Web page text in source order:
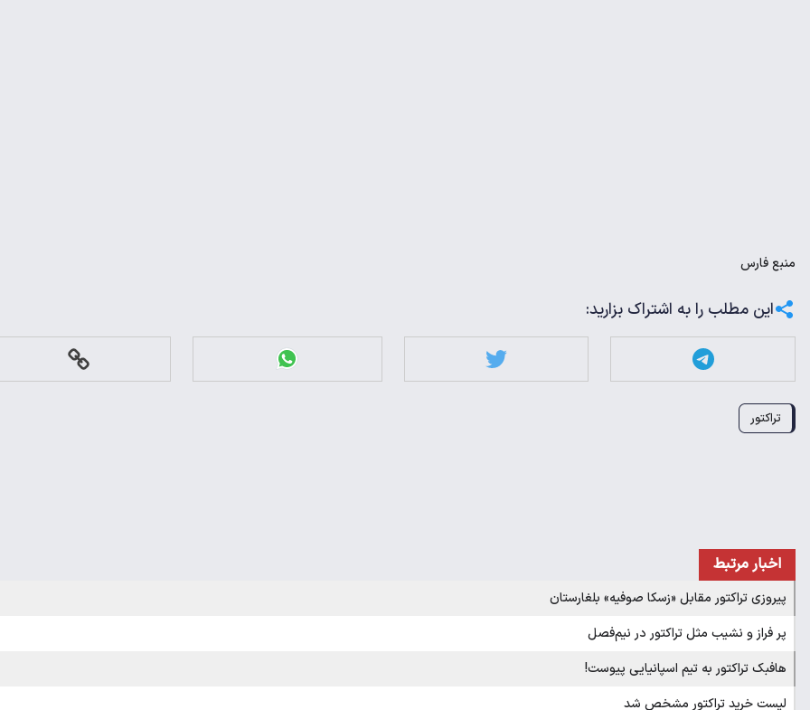
منبعفارس
این مطلب را به اشتراک بزارید:
تراکتور
اخبار مرتبط
پیروزی تراکتور مقابل «زسکا صوفیه» بلغارستان
پر فراز و نشیب مثل تراکتور در نیم‌فصل
هافبک تراکتور به تیم اسپانیایی پیوست!
لیست خرید تراکتور مشخص شد